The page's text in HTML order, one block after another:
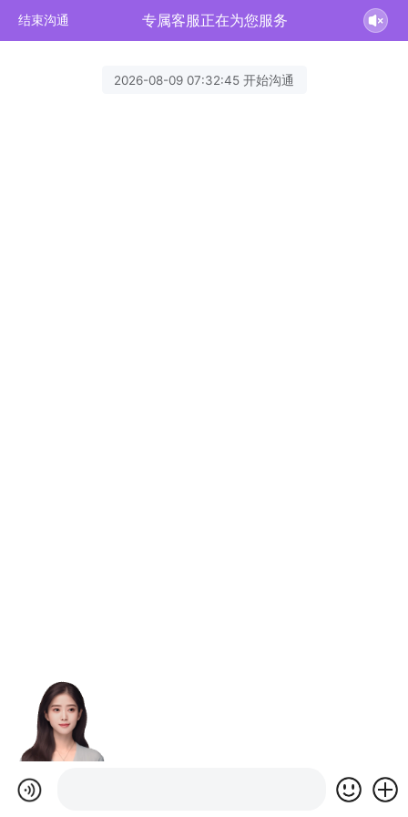
结束沟通 专属客服正在为您服务
2026-08-09 07:32:45 开始沟通